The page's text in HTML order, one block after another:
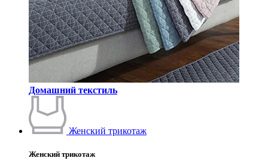
Домашний текстиль
Женский трикотаж
Женский трикотаж